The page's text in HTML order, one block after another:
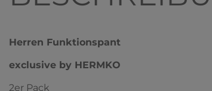
Herren
exclusive by HERMKO
2er Pack